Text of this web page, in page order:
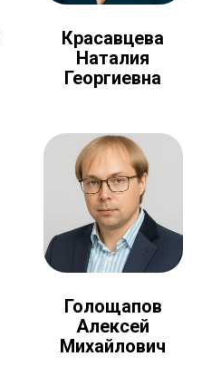
Красавцева
Наталия
Георгиевна
Голощапов
Алексей
Михайлович